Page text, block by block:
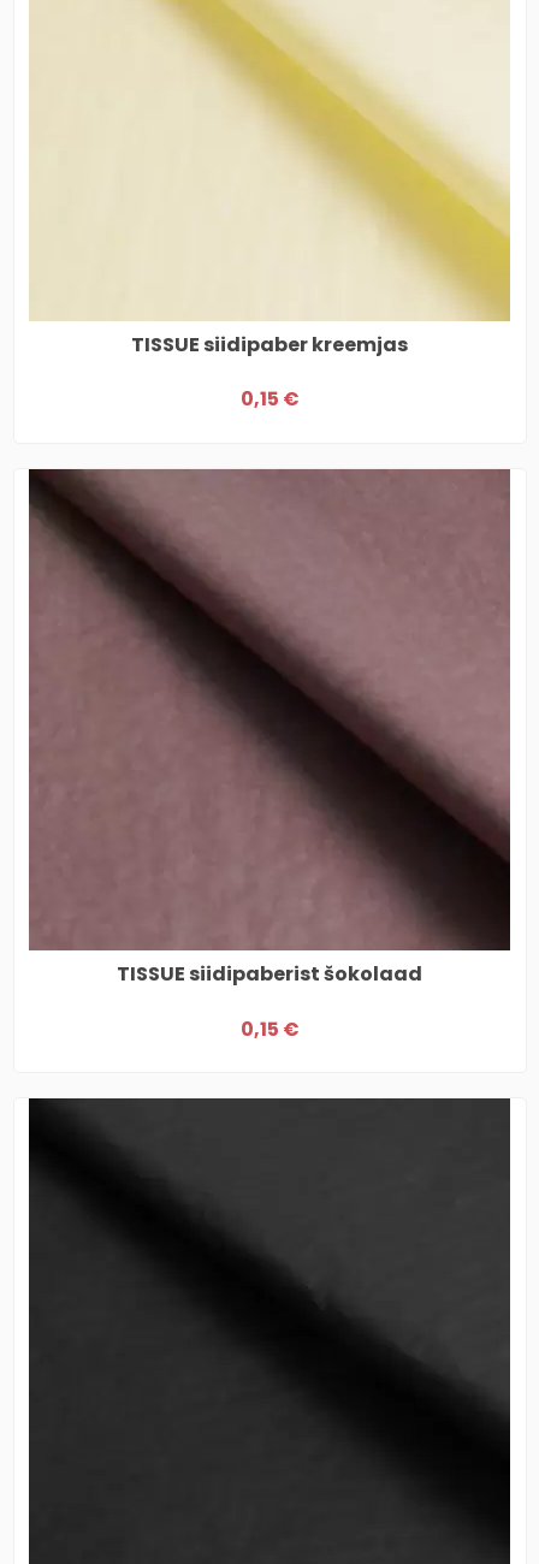
TISSUE siidipaber kreemjas
0,15 €
TISSUE siidipaberist šokolaad
0,15 €